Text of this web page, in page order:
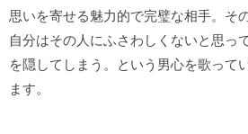
思いを寄せる魅力的で完璧な相手。そ
自分はその人にふさわしくないと思っ
を隠してしまう。という男心を歌って
ます。